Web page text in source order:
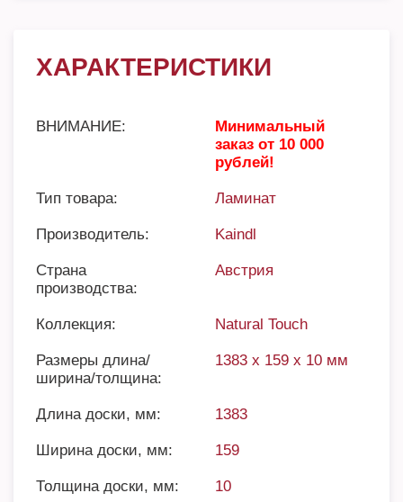
ХАРАКТЕРИСТИКИ
ВНИМАНИЕ:
Минимальный
заказ от 10 000
рублей!
Тип товара: Ламинат
Производитель: Kaindl
Страна
производства:
Австрия
Коллекция: Natural Touch
Размеры длина/
ширина/толщина:
1383 x 159 x 10 мм
Длина доски, мм: 1383
Ширина доски, мм: 159
Толщина доски, мм: 10